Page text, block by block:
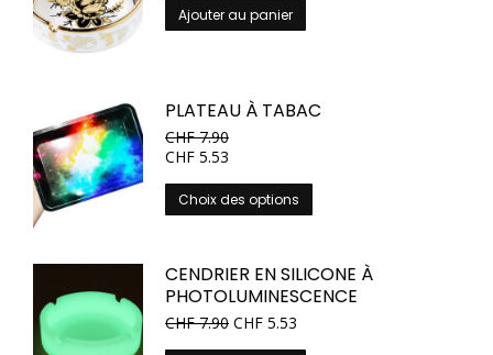
Ajouter au panier
PLATEAU À TABAC
CHF7.90
CHF 5.53
Choix des options
produit
plusieurs
variations.
Les
CENDRIER EN SILICONE À
PHOTOLUMINESCENCE
CHF7.90 CHF 5.53